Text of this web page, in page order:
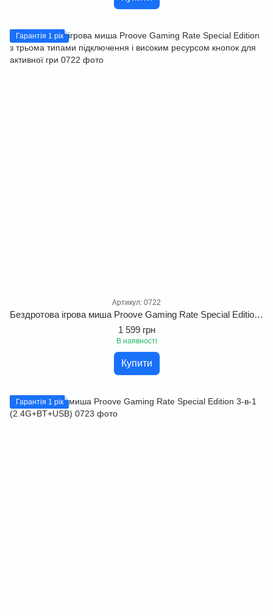
Гарантія 1 рік
Артикул: 0722
Бездротова ігрова миша Proove Gaming Rate Special Edition з трьома типами підключення і високим ресурсом кнопок для активної гри
1 599 грн
В наявності
Купити
Гарантія 1 рік